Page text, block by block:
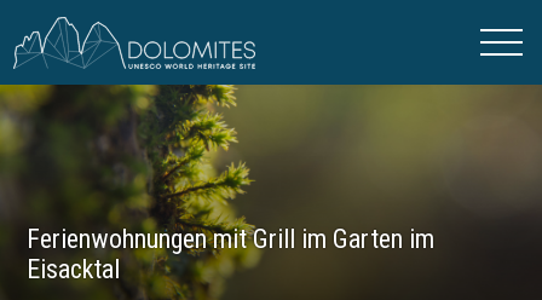
Ferienwohnungen mit Grill im Garten im
Eisacktal